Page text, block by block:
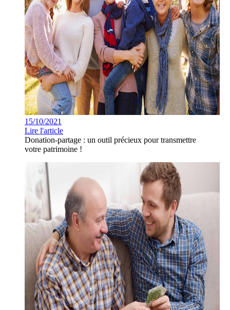
15/10/2021
Lire l'article
Donation-partage : un outil précieux pour transmettre
votre patrimoine !